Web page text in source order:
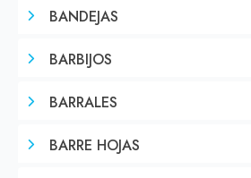
BANDEJAS
BARBIJOS
BARRALES
BARRE HOJAS